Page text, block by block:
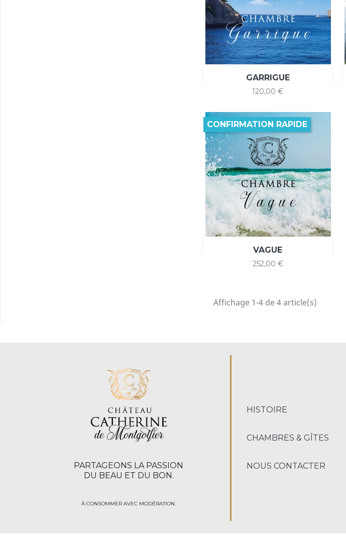
GARRIGUE
Prix
120,00 €
Aperçu rapide
VAGUE
Prix
252,00 €
CONFIRMATION RAPIDE
Aperçu rapide
Affichage 1-4 de 4 article(s)
PARTAGEONS LA PASSION
DU BEAU ET DU BON.
À CONSOMMER AVEC MODÉRATION.
HISTOIRE
CHAMBRES & GÎTES
NOUS CONTACTER